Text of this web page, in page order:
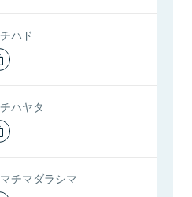
ハド
ハヤタ
チマダラシマ